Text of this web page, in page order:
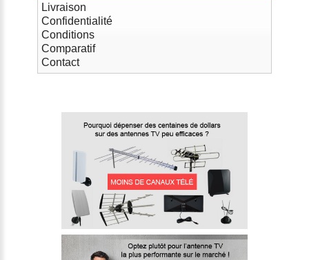
Livraison
Confidentialité
Conditions
Comparatif
Contact